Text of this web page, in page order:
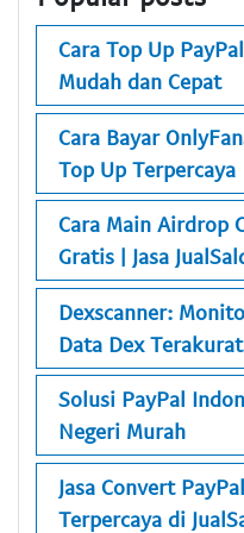
Cara Top Up
Mudah dan Cepat
Cara Bayar
Top Up Terpercaya
Cara Main Airdrop
Gratis | Jasa
Dexscanner:
Data Dex Terakurat
Solusi PayPal
Negeri Murah
Jasa Convert
Terpercaya di